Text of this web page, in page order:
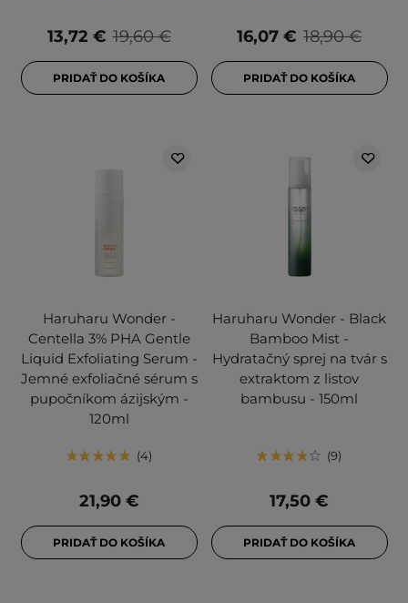
19,60 €
13,72 €
PRIDAŤ DO KOŠÍKA
18,90 €
16,07 €
PRIDAŤ DO KOŠÍKA
Haruharu Wonder -
Centella 3% PHA Gentle
Liquid Exfoliating Serum -
Jemné exfoliačné sérum s
pupočníkom ázijským -
120ml
4
21,90 €
PRIDAŤ DO KOŠÍKA
Haruharu Wonder - Black
Bamboo Mist -
Hydratačný sprej na tvár s
extraktom z listov
bambusu - 150ml
9
17,50 €
PRIDAŤ DO KOŠÍKA